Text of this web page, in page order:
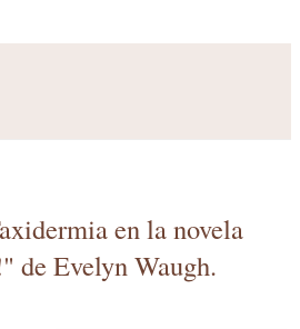
en la novela
de Evelyn Waugh.